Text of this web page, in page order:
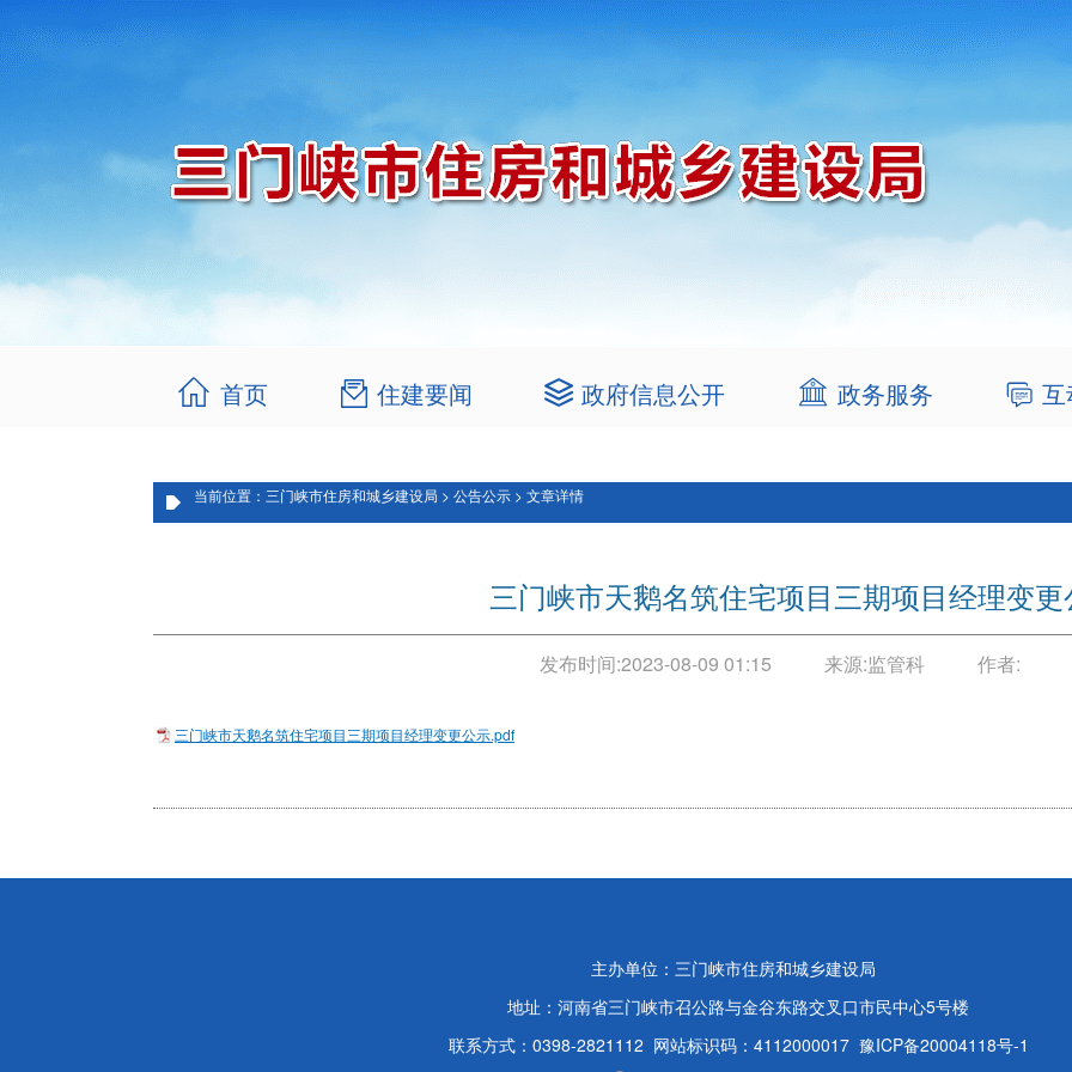
首页 住建要闻 政府信息公开 政务服务
当前位置：三门峡市住房和城乡建设局 > 公告公示 > 文章详情
三门峡市天鹅名筑住宅项目三期项目经理变
发布时间:2023-08-09 01:15 来源:监管科 作者:
三门峡市天鹅名筑住宅项目三期项目经理变更公示.pdf
主办单位：三门峡市住房和城乡建设局
地址：河南省三门峡市召公路与金谷东路交叉口市民中心5号楼
联系方式：0398-2821112 网站标识码：4112000017 豫ICP备20004118号-1